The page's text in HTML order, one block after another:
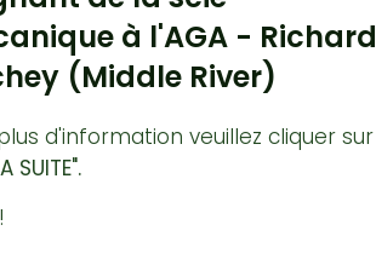
à l'AGA - Richard
(Middle River)
d'information veuillez cliquer sur
SUITE".